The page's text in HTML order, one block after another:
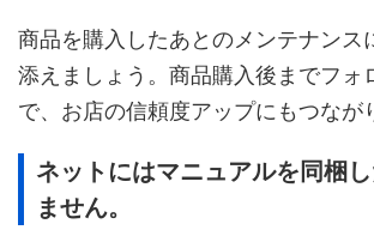
商品を購入したあとのメンテナンス
添えましょう。商品購入後までフォ
で、お店の信頼度アップにもつなが
ネットにはマニュアルを同梱
ません。